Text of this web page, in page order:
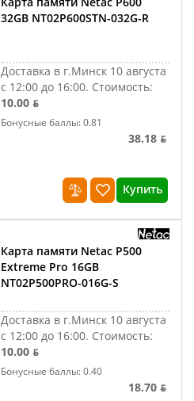
32GB NT02P600STN-032G-R
Доставка в г.Минск 10 августа
с 12:00 до 16:00. Стоимость:
10.00 ƃ
Бонусные баллы: 0.81
38.18 ƃ
Купить
Карта памяти Netac P500
Extreme Pro 16GB
NT02P500PRO-016G-S
Доставка в г.Минск 10 августа
с 12:00 до 16:00. Стоимость:
10.00 ƃ
Бонусные баллы: 0.40
18.70 ƃ